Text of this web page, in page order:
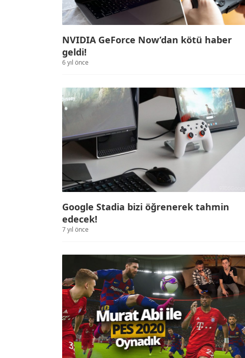
NVIDIA GeForce Now’dan kötü haber
geldi!
6 yıl önce
Google Stadia bizi öğrenerek tahmin
edecek!
7 yıl önce